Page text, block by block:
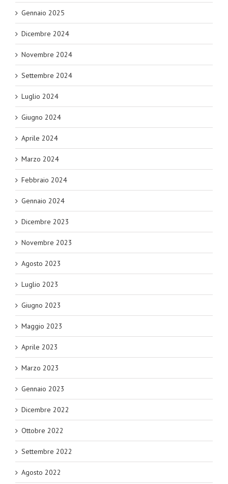
Gennaio 2025
Dicembre 2024
Novembre 2024
Settembre 2024
Luglio 2024
Giugno 2024
Aprile 2024
Marzo 2024
Febbraio 2024
Gennaio 2024
Dicembre 2023
Novembre 2023
Agosto 2023
Luglio 2023
Giugno 2023
Maggio 2023
Aprile 2023
Marzo 2023
Gennaio 2023
Dicembre 2022
Ottobre 2022
Settembre 2022
Agosto 2022